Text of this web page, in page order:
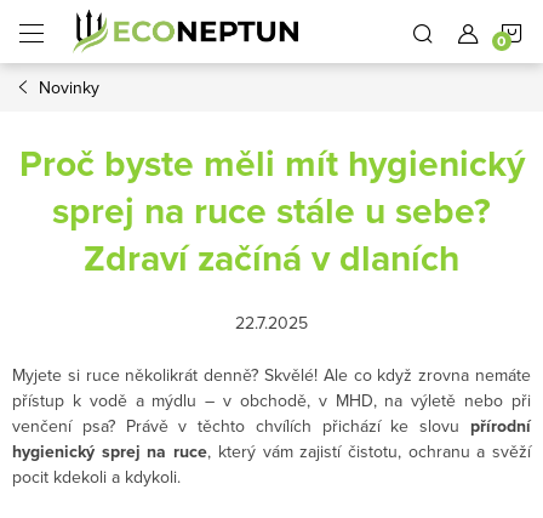
obsah
Novinky
Proč byste měli mít hygienický
sprej na ruce stále u sebe?
Zdraví začíná v dlaních
22.7.2025
Myjete si ruce několikrát denně? Skvělé! Ale co když zrovna nemáte
přístup k vodě a mýdlu – v obchodě, v MHD, na výletě nebo při
venčení psa? Právě v těchto chvílích přichází ke slovu přírodní
hygienický sprej na ruce, který vám zajistí čistotu, ochranu a svěží
pocit kdekoli a kdykoli.